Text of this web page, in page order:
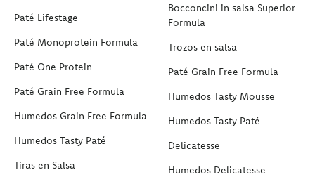
Paté Lifestage
Paté Monoprotein Formula
Paté One Protein
Paté Grain Free Formula
Humedos Grain Free Formula
Humedos Tasty Paté
Tiras en Salsa
Bocconcini in salsa Superior
Formula
Trozos en salsa
Paté Grain Free Formula
Humedos Tasty Mousse
Humedos Tasty Paté
Delicatesse
Humedos Delicatesse